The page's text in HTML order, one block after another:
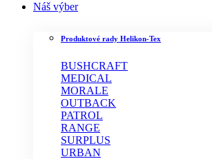
Náš výber
Produktové rady Helikon-Tex
BUSHCRAFT
MEDICAL
MORALE
OUTBACK
PATROL
RANGE
SURPLUS
URBAN